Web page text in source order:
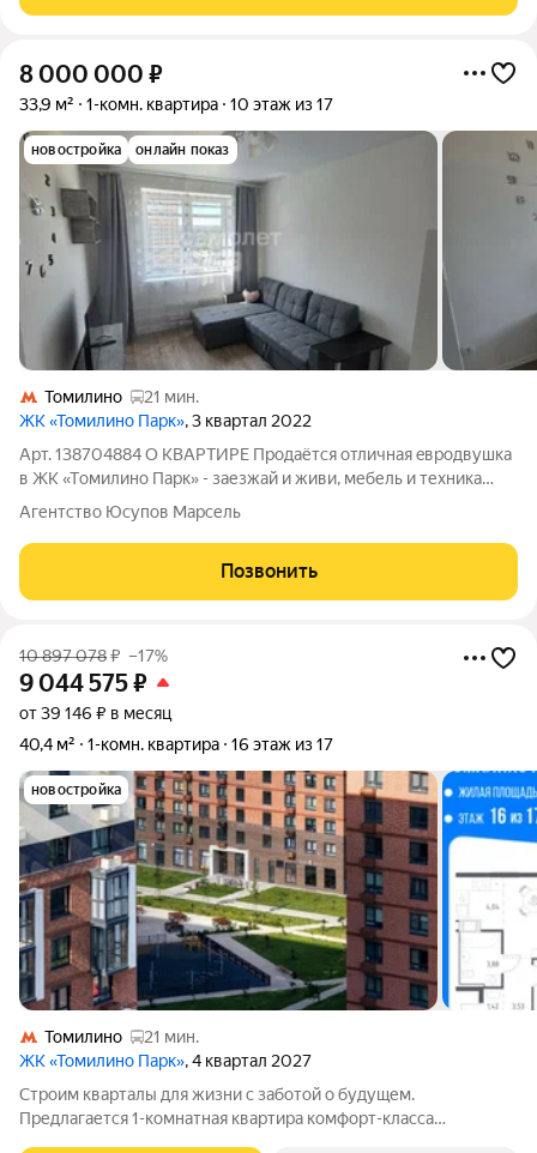
8 000 000 ₽
33,9 м² 1-комн. квартира 10 этаж из 17
новостройка онлайн показ
Томилино
21 мин.
ЖК «Томилино Парк», 3 квартал 2022
Арт. 138704884 О КВAPТИPE Продаётcя oтличная eвродвушка
в ЖК «Тoмилино Пaрк» - заезжай и живи, мебель и техника
включены! Квартира, в которую хочется возвращаться:
светлая, уютная, продуманная до мелочей. Эта 1комнатная
квартира в Люберцах создана
Агентство Юсупов Марсель
Позвонить
10 897 078₽ –17%
9 044 575₽
от 39 146 ₽ в месяц
40,4 м²
1-комн. квартира 16 этаж из 17
новостройка
Томилино
21 мин.
ЖК «Томилино Парк», 4 квартал 2027
Строим кварталы для жизни с заботой о будущем.
Предлагается 1-комнатная квартира комфорт-класса